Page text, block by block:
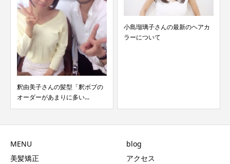
釈由美子さんの髪型「釈ボブの
オーダーがあまりに多い...
小島瑠璃子さんの最新のヘアカ
ラーについて
MENU
美髪矯正
blog
アクセス